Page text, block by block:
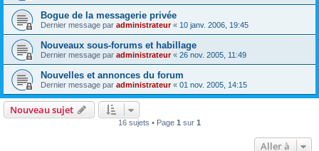
Bogue de la messagerie privée
Dernier message par administrateur« 10 janv. 2006, 19:45
Nouveaux sous-forums et habillage
Dernier message par administrateur« 26 nov. 2005, 11:49
Nouvelles et annonces du forum
Dernier message par administrateur« 01 nov. 2005, 14:15
Nouveau sujet
16 sujets • Page 1 sur 1
Aller à